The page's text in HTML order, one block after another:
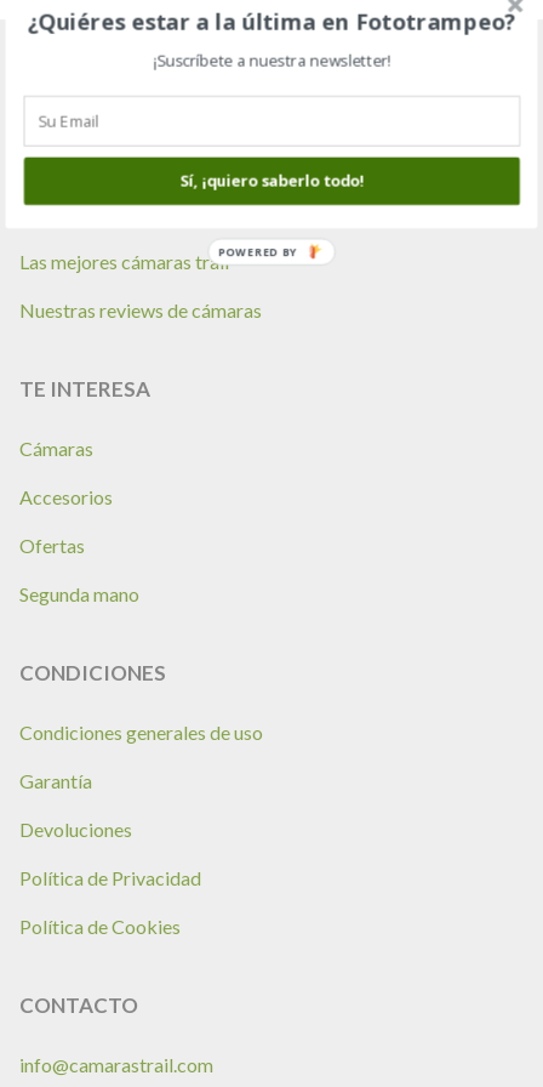
GUÍAS
Te ayudamos a elegir
Consejos de compra
Las mejores cámaras trail
Nuestras reviews de cámaras
TE INTERESA
Cámaras
Accesorios
Ofertas
Segunda mano
CONDICIONES
Condiciones generales de uso
Garantía
Devoluciones
Política de Privacidad
Política de Cookies
CONTACTO
info@camarastrail.com
¿Quiéres estar a la última en Fototrampeo?
¡Suscríbete a nuestra newsletter!
Sí, ¡quiero saberlo todo!
POWERED BY